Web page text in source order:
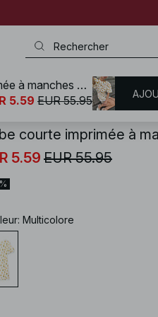
/ Vêtements en lin / Robes en lin
courte imprimée à
5.59 EUR 55.95
: Multicolore
Robe courte imprimée à manches bouffantes
5.59 EUR 55.95